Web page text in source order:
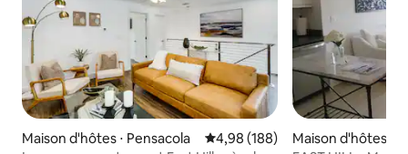
Maison d'hôtes ⋅ Pensacola Évaluation moyenne sur la
4,98 (188)
Maison d'hôtes ⋅